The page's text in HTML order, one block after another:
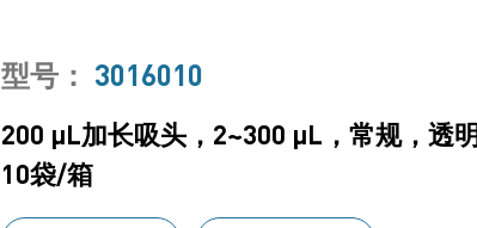
型号： 3016010
200 μL加长吸头，2~300 μL，常规，透
10袋/箱